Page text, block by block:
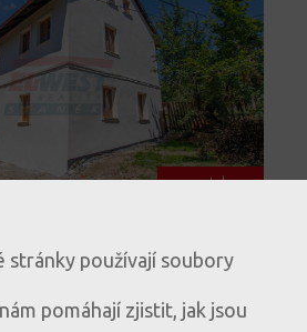
novinka
rodinného
stránky používají soubory
pomáhají zjistit, jak jsou